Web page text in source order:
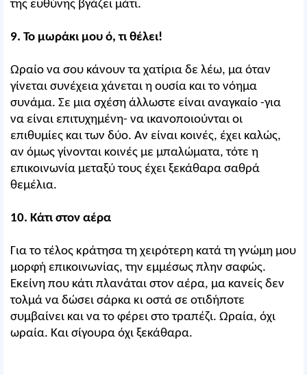
της ευθύνης βγάζει μάτι.
9. Το μωράκι μου ό, τι θέλει!
Ωραίο να σου κάνουν τα χατίρια δε λέω, μα όταν
γίνεται συνέχεια χάνεται η ουσία και το νόημα
συνάμα. Σε μια σχέση άλλωστε είναι αναγκαίο -για
να είναι επιτυχημένη- να ικανοποιούνται οι
επιθυμίες και των δύο. Αν είναι κοινές, έχει καλώς,
αν όμως γίνονται κοινές με μπαλώματα, τότε η
επικοινωνία μεταξύ τους έχει ξεκάθαρα σαθρά
θεμέλια.
10. Κάτι στον αέρα
Για το τέλος κράτησα τη χειρότερη κατά τη γνώμη μου
μορφή επικοινωνίας, την εμμέσως πλην σαφώς.
Εκείνη που κάτι πλανάται στον αέρα, μα κανείς δεν
τολμά να δώσει σάρκα κι οστά σε οτιδήποτε
συμβαίνει και να το φέρει στο τραπέζι. Ωραία, όχι
ωραία. Και σίγουρα όχι ξεκάθαρα.